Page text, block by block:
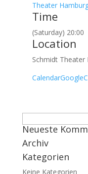
Theater
Time
(Saturday) 20:00
Location
Schmidt Theater
Calendar
nach:
Neueste
Archiv
Kategorien
Keine Kategorien